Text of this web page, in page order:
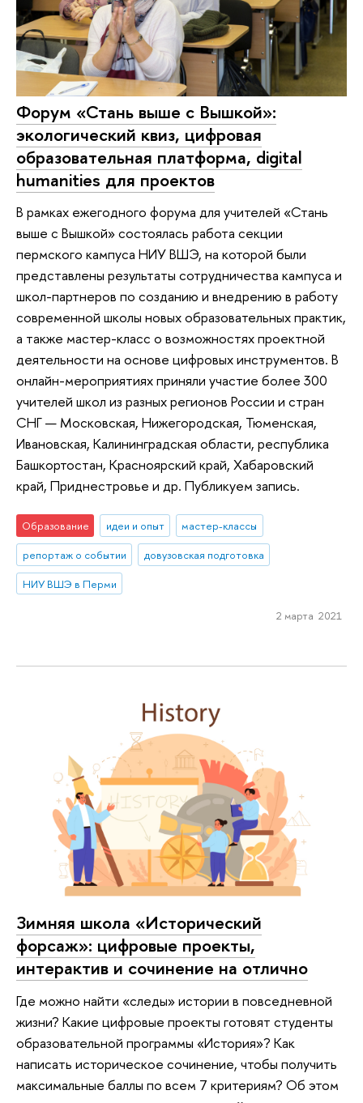
Форум «Стань выше с Вышкой»:
экологический квиз, цифровая
образовательная платформа, digital
humanities для проектов
В рамках ежегодного форума для учителей «Стань
выше с Вышкой» состоялась работа секции
пермского кампуса НИУ ВШЭ, на которой были
представлены результаты сотрудничества кампуса и
школ-партнеров по созданию и внедрению в работу
современной школы новых образовательных практик,
а также мастер-класс о возможностях проектной
деятельности на основе цифровых инструментов. В
онлайн-мероприятиях приняли участие более 300
учителей школ из разных регионов России и стран
СНГ — Московская, Нижегородская, Тюменская,
Ивановская, Калининградская области, республика
Башкортостан, Красноярский край, Хабаровский
край, Приднестровье и др. Публикуем запись.
Образование идеи и опыт
мастер-классы
репортаж о событии
довузовская подготовка
НИУ ВШЭ в Перми
2 марта 2021
Зимняя школа «Исторический
форсаж»: цифровые проекты,
интерактив и сочинение на отлично
Где можно найти «следы» истории в повседневной
жизни? Какие цифровые проекты готовят студенты
образовательной программы «История»? Как
написать историческое сочинение, чтобы получить
максимальные баллы по всем 7 критериям? Об этом